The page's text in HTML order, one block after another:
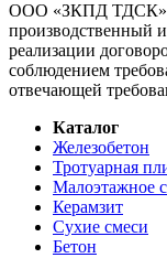
ООО «ЗКПД ТДСК»
производственный
реализации
соблюдением
отвечающей
Каталог
Железобетон
Тротуарная
Малоэтажное
Керамзит
Сухие смеси
Бетон